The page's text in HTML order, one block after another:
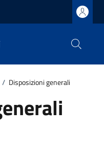
/ Disposizioni generali